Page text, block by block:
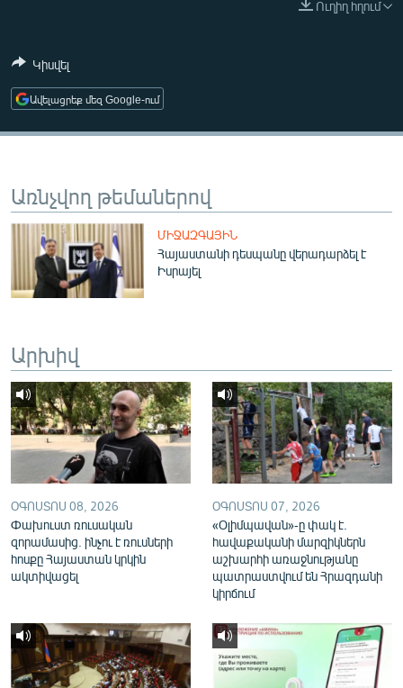
ՄԵԿՆԱԲԱՆՈՒԹՅՈՒՆ
ԱՐԽԻՎ
ՏԵՍԱՆՅՈՒԹԵՐ
ԲԱՆԱՎԵՃ
Հայերեն
English
Русский
ՀԵՏԵՎԵՔ ՄԵԶ
«Ազատության» բոլոր կայքերը
Ուղիղ հղում
Կիսվել
Ավելացրեք մեզ Google-ում
Առնչվող թեմաներով
ՄԻՋԱԶԳԱՅԻՆ
Հայաստանի դեսպանը վերադարձել է
Իսրայել
Արխիվ
ՕԳՈՍՏՈՍ 08, 2026
Փախուստ ռուսական
զորամասից. ինչու է ռուսների
հոսքը Հայաստան կրկին
ակտիվացել
ՕԳՈՍՏՈՍ 07, 2026
«Օլիմպավան»-ը փակ է.
հավաքականի մարզիկներն
աշխարհի առաջնությանը
պատրաստվում են Հրազդանի
կիրճում